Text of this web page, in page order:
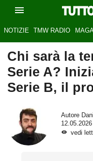
NOTIZIE TMW RADIO
Chi sarà la
Serie A?
Serie B, il
Autore
vedi